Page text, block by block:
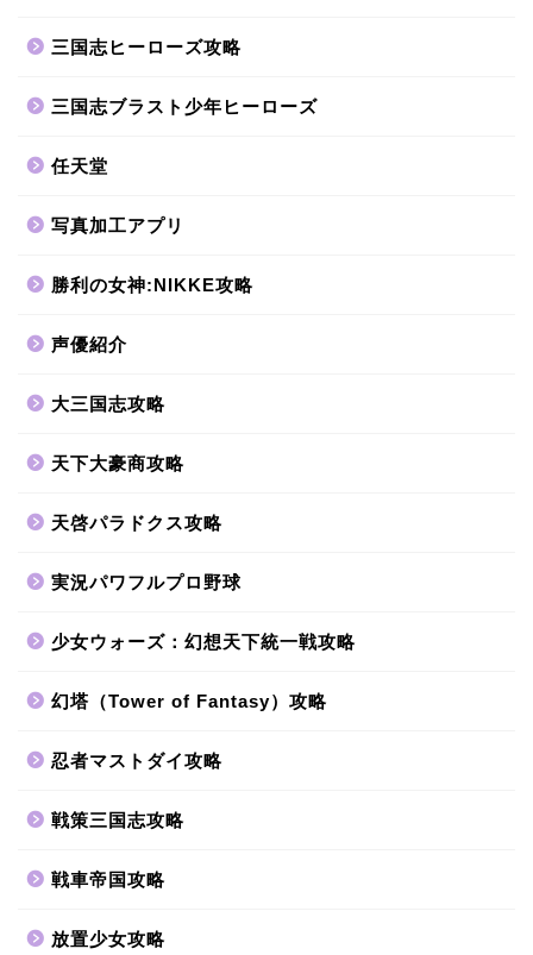
三国志ヒーローズ攻略
三国志ブラスト少年ヒーローズ
任天堂
写真加工アプリ
勝利の女神:NIKKE攻略
声優紹介
大三国志攻略
天下大豪商攻略
天啓パラドクス攻略
実況パワフルプロ野球
少女ウォーズ：幻想天下統一戦攻略
幻塔（Tower of Fantasy）攻略
忍者マストダイ攻略
戦策三国志攻略
戦車帝国攻略
放置少女攻略